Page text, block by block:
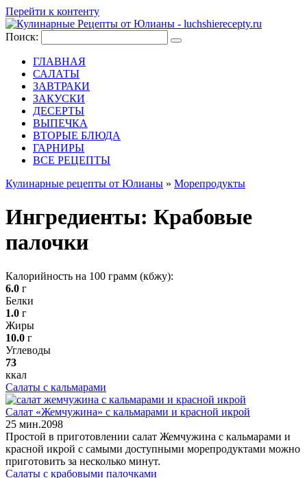
Перейти к контенту
Поиск:
ГЛАВНАЯ
САЛАТЫ
ЗАВТРАКИ
ЗАКУСКИ
ДЕСЕРТЫ
ВЫПЕЧКА
ВТОРЫЕ БЛЮДА
ГАРНИРЫ
ВСЕ РЕЦЕПТЫ
Кулинарные рецепты от Юлианы » Морепродукты
Ингредиенты: Крабовые
палочки
Калорийность на 100 грамм (кбжу):
6.0 г
Белки
1.0 г
Жиры
10.0 г
Углеводы
73
ккал
Салаты с кальмарами
Салат «Жемчужина» с кальмарами и красной икрой
25 мин.2098
Простой в приготовлении салат Жемчужина с кальмарами и
красной икрой с самыми доступными морепродуктами можно
приготовить за несколько минут.
Салаты с крабовыми палочками